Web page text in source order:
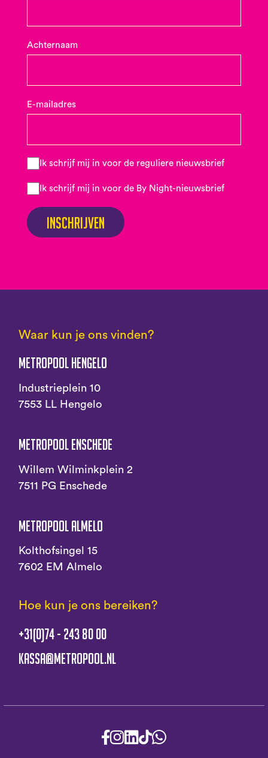
Achternaam
E-mailadres
Ik schrijf mij in voor de reguliere nieuwsbrief
Ik schrijf mij in voor de By Night-nieuwsbrief
Inschrijven
Waar kun je ons vinden?
Metropool Hengelo
Industrieplein 10
7553 LL Hengelo
Metropool Enschede
Willem Wilminkplein 2
7511 PG Enschede
Metropool Almelo
Kolthofsingel 15
7602 EM Almelo
Hoe kun je ons bereiken?
+31(0)74 - 243 80 00
kassa@metropool.nl